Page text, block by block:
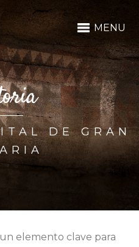
MENU
DE GRAN
elemento clave para